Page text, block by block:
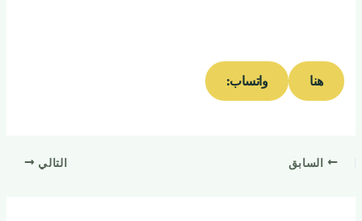
هنا واتساب:
السابق التالي